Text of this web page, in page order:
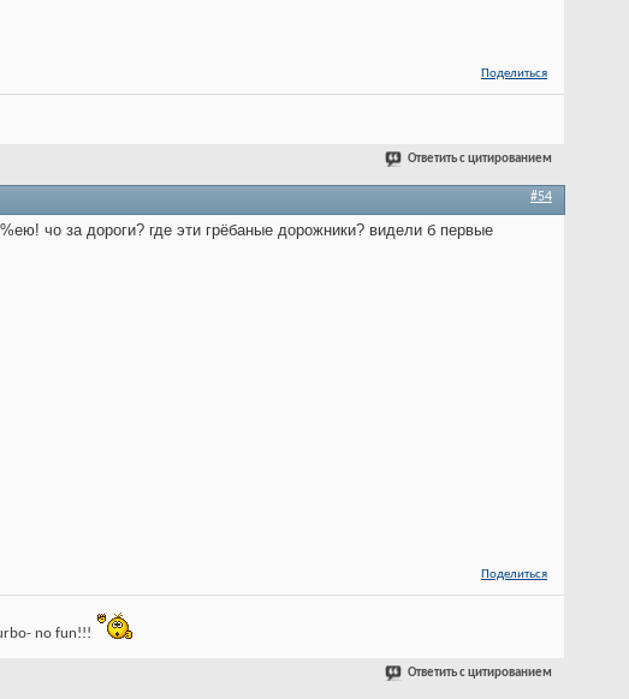
Поделиться
Ответить с цитированием
#54
чо за дороги? где эти грёбаные дорожники? видели б первые
Поделиться
no fun!!!
Ответить с цитированием